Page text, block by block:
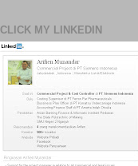
CLICK MY LINKEDIN